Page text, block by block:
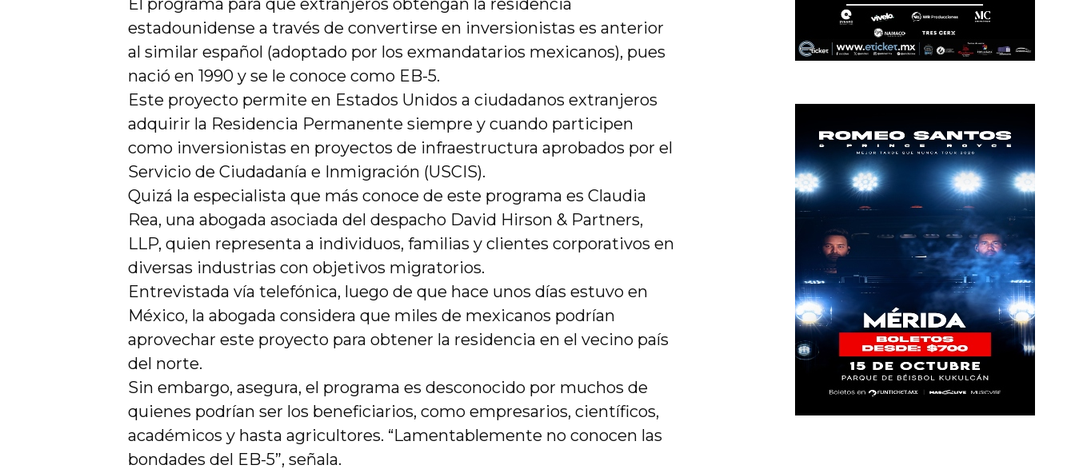
El programa para que extranjeros obtengan la residencia
estadounidense a través de convertirse en inversionistas es anterior
al similar español (adoptado por los exmandatarios mexicanos), pues
nació en 1990 y se le conoce como EB-5.
Este proyecto permite en Estados Unidos a ciudadanos extranjeros
adquirir la Residencia Permanente siempre y cuando participen
como inversionistas en proyectos de infraestructura aprobados por el
Servicio de Ciudadanía e Inmigración (USCIS).
Quizá la especialista que más conoce de este programa es Claudia
Rea, una abogada asociada del despacho David Hirson & Partners,
LLP, quien representa a individuos, familias y clientes corporativos en
diversas industrias con objetivos migratorios.
Entrevistada vía telefónica, luego de que hace unos días estuvo en
México, la abogada considera que miles de mexicanos podrían
aprovechar este proyecto para obtener la residencia en el vecino país
del norte.
Sin embargo, asegura, el programa es desconocido por muchos de
quienes podrían ser los beneficiarios, como empresarios, científicos,
académicos y hasta agricultores. “Lamentablemente no conocen las
bondades del EB-5”, señala.